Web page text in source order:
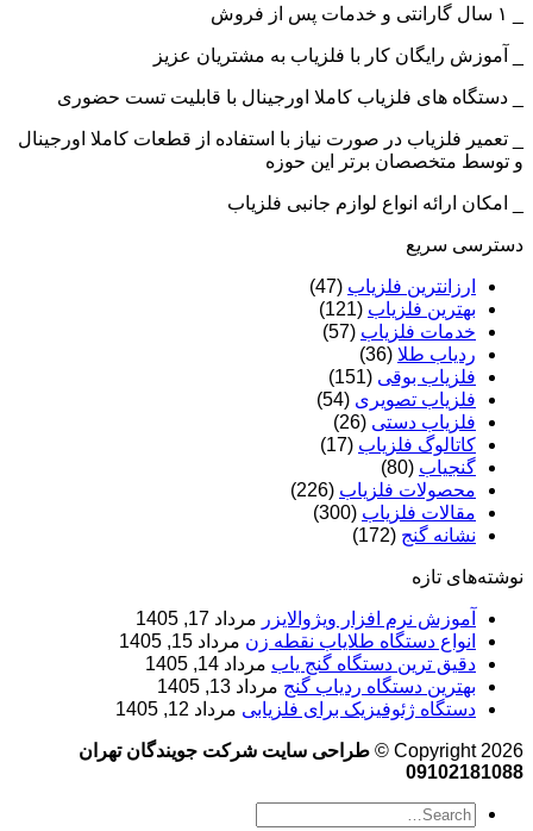
_ آموزش رایگان کار با فلزیاب به مشتریان عزیز
_ دستگاه های فلزیاب کاملا اورجینال با قابلیت تست حضوری
_ تعمیر فلزیاب در صورت نیاز با استفاده از قطعات کاملا اورجینال
و توسط متخصصان برتر این حوزه
_ امکان ارائه انواع لوازم جانبی فلزیاب
دسترسی سریع
ارزانترین فلزیاب (47)
بهترین فلزیاب (121)
خدمات فلزیاب (57)
ردیاب طلا (36)
فلزیاب بوقی (151)
فلزیاب تصویری (54)
فلزیاب دستی (26)
کاتالوگ فلزیاب (17)
گنجیاب (80)
محصولات فلزیاب (226)
مقالات فلزیاب (300)
نشانه گنج (172)
نوشته‌های تازه
آموزش نرم‌ افزار ویژوالایزر مرداد 17, 1405
انواع دستگاه طلایاب نقطه زن مرداد 15, 1405
دقیق ترین دستگاه گنج یاب مرداد 14, 1405
بهترین دستگاه ردیاب گنج مرداد 13, 1405
دستگاه ژئوفیزیک برای فلزیابی مرداد 12, 1405
Copyright 2026 ©
طراحی سایت شرکت جویندگان تهران
09102181088